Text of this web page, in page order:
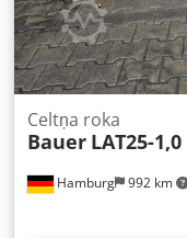
Hamburg 992 km
Celtņa roka
Bauer LAT25-1,0